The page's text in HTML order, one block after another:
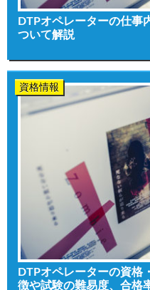
DTPオペレーターの仕事
ついて解説
資格情報
DTPオペレーターの資格
徴や試験の難易度、合格